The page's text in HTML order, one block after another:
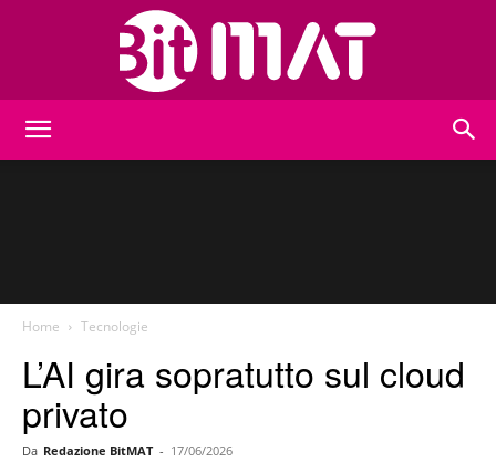
Home Tecnologie
L’AI gira sopratutto sul cloud
privato
Da Redazione BitMAT - 17/06/2026